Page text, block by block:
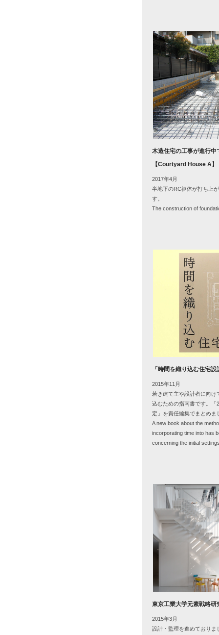
木造住宅の工事が進行中
【Courtyard House A】
2017年4月
半地下のRC躯体が打ち上
す。
The construction of
「時間を織り込む住宅
2015年11月
若き建て主や設計者に向け
込むための指南書です。
定」を責任編集でまとめま
A new book about the
incorporating time into has
concerning the initial
東京工業大学元素戦略
2015年3月
設計・監理を進めておりま